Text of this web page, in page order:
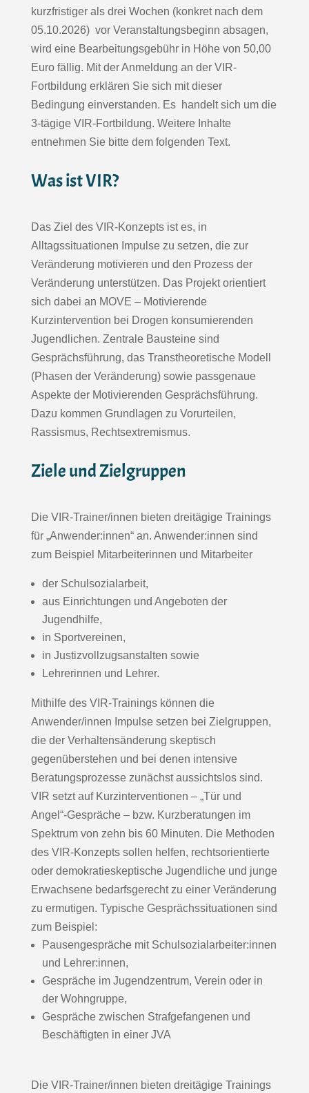
kurzfristiger als drei Wochen (konkret nach dem
05.10.2026) vor Veranstaltungsbeginn absagen,
wird eine Bearbeitungsgebühr in Höhe von 50,00
Euro fällig. Mit der Anmeldung an der VIR-
Fortbildung erklären Sie sich mit dieser
Bedingung einverstanden. Es handelt sich um die
3-tägige VIR-Fortbildung. Weitere Inhalte
entnehmen Sie bitte dem folgenden Text.
Was ist VIR?
Das Ziel des VIR-Konzepts ist es, in
Alltagssituationen Impulse zu setzen, die zur
Veränderung motivieren und den Prozess der
Veränderung unterstützen. Das Projekt orientiert
sich dabei an MOVE – Motivierende
Kurzintervention bei Drogen konsumierenden
Jugendlichen. Zentrale Bausteine sind
Gesprächsführung, das Transtheoretische Modell
(Phasen der Veränderung) sowie passgenaue
Aspekte der Motivierenden Gesprächsführung.
Dazu kommen Grundlagen zu Vorurteilen,
Rassismus, Rechtsextremismus.
Ziele und Zielgruppen
Die VIR-Trainer/innen bieten dreitägige Trainings
für „Anwender:innen“ an. Anwender:innen sind
zum Beispiel Mitarbeiterinnen und Mitarbeiter
der Schulsozialarbeit,
aus Einrichtungen und Angeboten der
Jugendhilfe,
in Sportvereinen,
in Justizvollzugsanstalten sowie
Lehrerinnen und Lehrer.
Mithilfe des VIR-Trainings können die
Anwender/innen Impulse setzen bei Zielgruppen,
die der Verhaltensänderung skeptisch
gegenüberstehen und bei denen intensive
Beratungsprozesse zunächst aussichtslos sind.
VIR setzt auf Kurzinterventionen – „Tür und
Angel“-Gespräche – bzw. Kurzberatungen im
Spektrum von zehn bis 60 Minuten. Die Methoden
des VIR-Konzepts sollen helfen, rechtsorientierte
oder demokratieskeptische Jugendliche und junge
Erwachsene bedarfsgerecht zu einer Veränderung
zu ermutigen. Typische Gesprächssituationen sind
zum Beispiel:
Pausengespräche mit Schulsozialarbeiter:innen
und Lehrer:innen,
Gespräche im Jugendzentrum, Verein oder in
der Wohngruppe,
Gespräche zwischen Strafgefangenen und
Beschäftigten in einer JVA
Die VIR-Trainer/innen bieten dreitägige Trainings